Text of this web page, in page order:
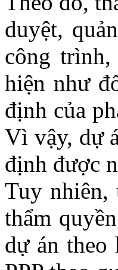
duyệt,
công
hiện như
định của
Vì vậy, dự
định được
Tuy nhiên,
thẩm
dự án